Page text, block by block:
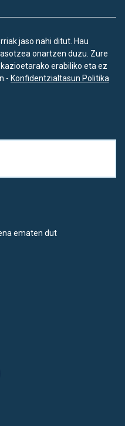
jaso nahi ditut. Hau
onartzen duzu. Zure
erabiliko eta ez
Konfidentzialtasun Politika
ematen dut